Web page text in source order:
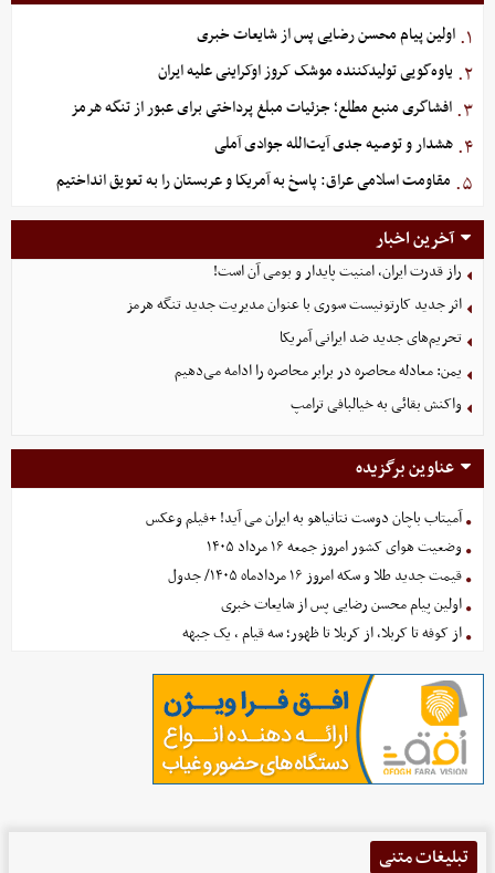
۱. اولین پیام محسن رضایی پس از شایعات خبری
۲. یاوه‌گویی تولیدکننده موشک کروز اوکراینی علیه ایران
۳. افشاگری منبع مطلع؛ جزئیات مبلغ پرداختی برای عبور از تنگه هرمز
۴. هشدار و توصیه جدی آیت‌الله جوادی آملی
۵. مقاومت اسلامی عراق: پاسخ به آمریکا و عربستان را به تعویق انداختیم
آخرین اخبار
راز قدرت ایران، امنیت پایدار و بومی آن است!
اثر جدید کارتونیست سوری با عنوان مدیریت جدید تنگه هرمز
تحریم‌های جدید ضد ایرانی آمریکا
یمن: معادله محاصره در برابر محاصره را ادامه می‌دهیم
واکنش بقائی به خیالبافی ترامپ
عناوین برگزیده
آمیتاب باچان دوست نتانیاهو به ایران می آید! +فیلم وعکس
وضعیت هوای کشور امروز جمعه ۱۶ مرداد ۱۴۰۵
قیمت جدید طلا و سکه امروز ۱۶ مردادماه ۱۴۰۵/ جدول
اولین پیام محسن رضایی پس از شایعات خبری
از کوفه تا کربلا، از کربلا تا ظهور؛ سه قیام ، یک جبهه
تبلیغات متنی